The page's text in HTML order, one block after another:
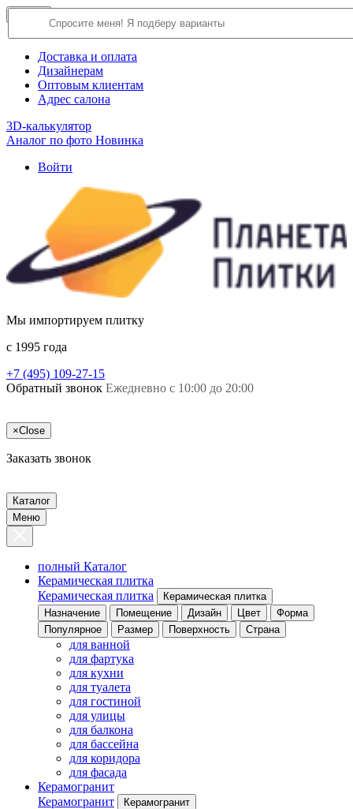
О компании
Доставка и оплата
Дизайнерам
Оптовым клиентам
Адрес салона
3D-калькулятор
Аналог по фото Новинка
Войти
Мы импортируем плитку
c 1995 года
+7 (495) 109-27-15
Обратный звонок Ежедневно с 10:00 до 20:00
×Close
Заказать звонок
Каталог
Меню
полный Каталог
Керамическая плитка
Керамическая плитка
Керамическая плитка
Назначение
Помещение Дизайн Цвет
Форма
Популярное
Размер Поверхность Страна
для ванной
для фартука
для кухни
для туалета
для гостиной
для улицы
для балкона
для бассейна
для коридора
для фасада
Керамогранит
Керамогранит
Керамогранит